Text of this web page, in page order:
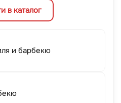
в каталог
и барбекю